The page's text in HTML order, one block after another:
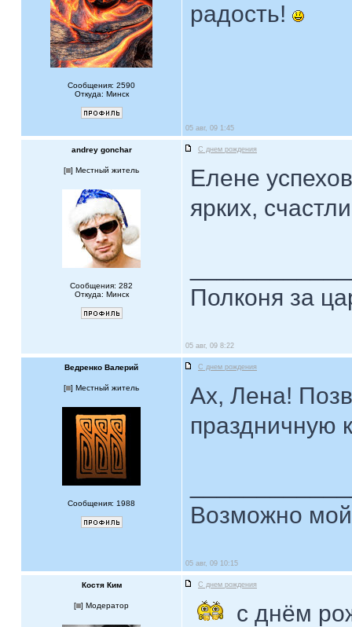
Сообщения: 2590
Откуда: Минск
радость!
05 авг, 09 1:45
andrey gonchar С днем рождения
[ ] Местный житель
Сообщения: 282
Откуда: Минск
Елене
ярких,
Полконя за
05 авг, 09 8:22
Ведренко Валерий С днем рождения
[ ] Местный житель
Сообщения: 1988
Ах, Лена!
праздничную
Возможно
05 авг, 09 10:15
Костя Ким С днем рождения
[ ] Модератор с днём